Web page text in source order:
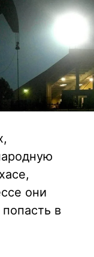
они
в